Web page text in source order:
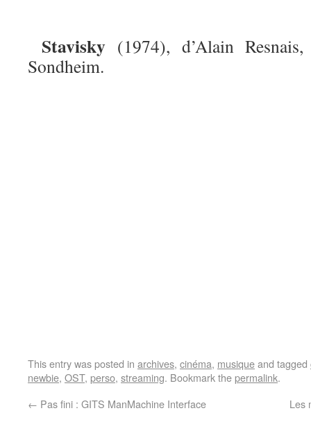
Stavisky(1974), d’Alain Resnais,
Sondheim.
This entry was posted in archives, cinéma, musiqueand tagged
newbie, OST, perso, streaming. Bookmark thepermalink.
← Pas fini : GITS ManMachine Interface Les